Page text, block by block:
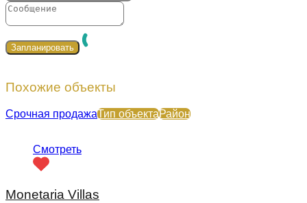
Похожие объекты
Срочная продажаТип объектаРайон
Смотреть
Monetaria Villas